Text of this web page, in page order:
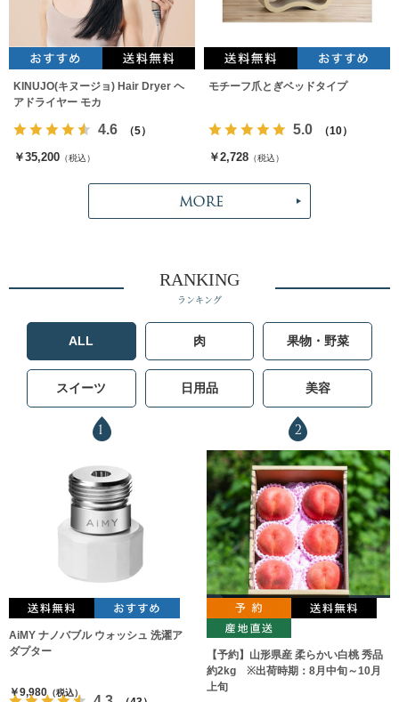
KINUJO(キヌージョ) Hair Dryer ヘ
アドライヤー モカ
4.6 （5）
￥35,200 （税込）
モチーフ爪とぎベッドタイプ
5.0 （10）
￥2,728 （税込）
RANKING
ランキング
ALL 肉 果物・野菜
スイーツ 日用品 美容
1
AiMY ナノバブル ウォッシュ 洗濯ア
ダプター
￥9,980（税込）
2
【予約】山形県産 柔らかい白桃 秀品
約2kg ※出荷時期：8月中旬～10月
上旬